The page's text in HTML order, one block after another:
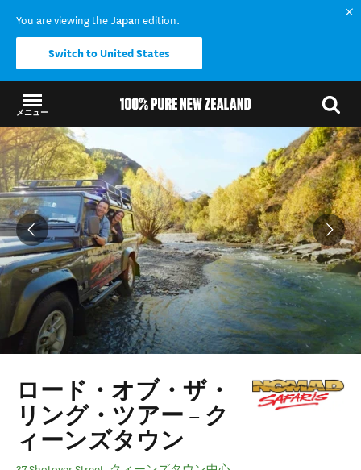
You are viewing theJapan edition.
Switch to United States
メニュー
結果に戻る
ロード・オブ・ザ・
リング・ツアー − ク
ィーンズタウン